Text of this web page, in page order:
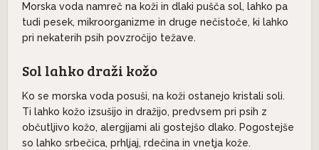
Morska voda namreč na koži in dlaki pušča sol, lahko pa
tudi pesek, mikroorganizme in druge nečistoče, ki lahko
pri nekaterih psih povzročijo težave.
Sol lahko draži kožo
Ko se morska voda posuši, na koži ostanejo kristali soli.
Ti lahko kožo izsušijo in dražijo, predvsem pri psih z
občutljivo kožo, alergijami ali gostejšo dlako. Pogostejše
so lahko srbečica, prhljaj, rdečina in vnetja kože.